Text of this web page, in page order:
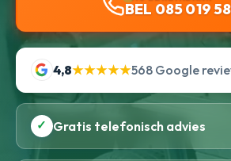
BEL 085 019
4,8★★★★★568 Google
✓ Gratis telefonisch advies